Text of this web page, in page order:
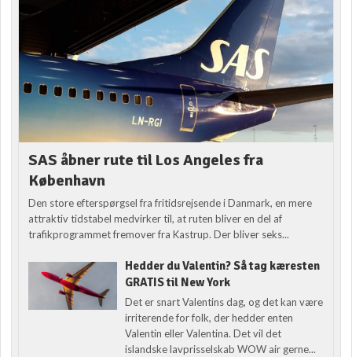
SAS åbner rute til Los Angeles fra
København
Den store efterspørgsel fra fritidsrejsende i Danmark, en mere
attraktiv tidstabel medvirker til, at ruten bliver en del af
trafikprogrammet fremover fra Kastrup. Der bliver seks...
Hedder du Valentin? Så tag kæresten
GRATIS til New York
Det er snart Valentins dag, og det kan være
irriterende for folk, der hedder enten
Valentin eller Valentina. Det vil det
islandske lavprisselskab WOW air gerne...